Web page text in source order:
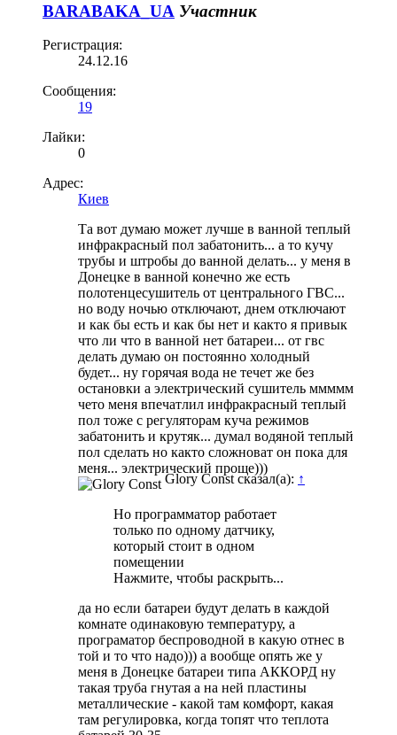
BARABAKA_UA Участник
Регистрация:
24.12.16
Сообщения:
19
Лайки:
0
Адрес:
Киев
Та вот думаю может лучше в ванной теплый
инфракрасный пол забатонить... а то кучу
трубы и штробы до ванной делать... у меня в
Донецке в ванной конечно же есть
полотенцесушитель от центрального ГВС...
но воду ночью отключают, днем отключают
и как бы есть и как бы нет и както я привык
что ли что в ванной нет батареи... от гвс
делать думаю он постоянно холодный
будет... ну горячая вода не течет же без
остановки а электрический сушитель ммммм
чето меня впечатлил инфракрасный теплый
пол тоже с регуляторам куча режимов
забатонить и крутяк... думал водяной теплый
пол сделать но както сложноват он пока для
меня... электрический проще)))
Glory Const сказал(а): ↑
Но программатор работает
только по одному датчику,
который стоит в одном
помещении
Нажмите, чтобы раскрыть...
да но если батареи будут делать в каждой
комнате одинаковую температуру, а
програматор беспроводной в какую отнес в
той и то что надо))) а вообще опять же у
меня в Донецке батареи типа АККОРД ну
такая труба гнутая а на ней пластины
металлические - какой там комфорт, какая
там регулировка, когда топят что теплота